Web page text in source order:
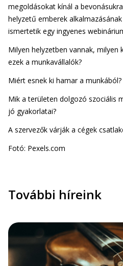
megoldásokat kínál a
helyzetű emberek
ismertetik egy ingyenes
Milyen helyzetben vannak, milyen
ezek a munkavállalók?
Miért esnek ki hamar a munkából?
Mik a területen dolgozó szociális
jó gyakorlatai?
A szervezők várják a cégek
Fotó: Pexels.com
További híreink